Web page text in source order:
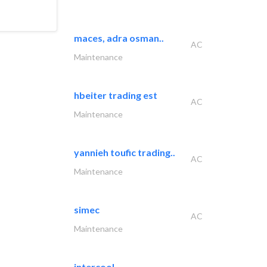
maces, adra osman..
AC
Maintenance
hbeiter trading est
AC
Maintenance
yannieh toufic trading..
AC
Maintenance
simec
AC
Maintenance